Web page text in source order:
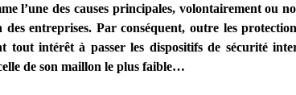
l’une des causes principales, volontairement ou
entreprises. Par conséquent, outre les
tout intérêt à passer les dispositifs de sécurité
de son maillon le plus faible…